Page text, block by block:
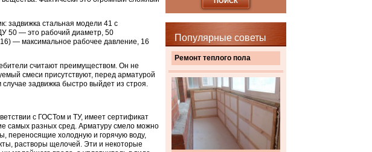
Популярные советы
Ремонт теплого пола
задвижка стальная модели 41 с
50 — это рабочий диаметр, 50
— максимальное рабочее давление, 16
считают преимуществом. Он не
смеси присутствуют, перед арматурой
задвижка быстро выйдет из строя.
с ГОСТом и ТУ, имеет сертификат
самых разных сред. Арматуру смело можно
переносящие холодную и горячую воду,
растворы щелочей. Эти и некоторые